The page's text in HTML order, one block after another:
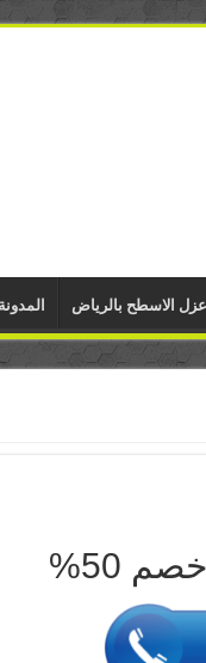
عزل الاسطح بالرياض المدونة